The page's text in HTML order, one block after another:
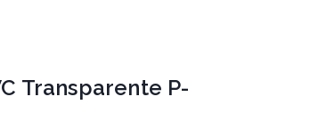
Transparente P-